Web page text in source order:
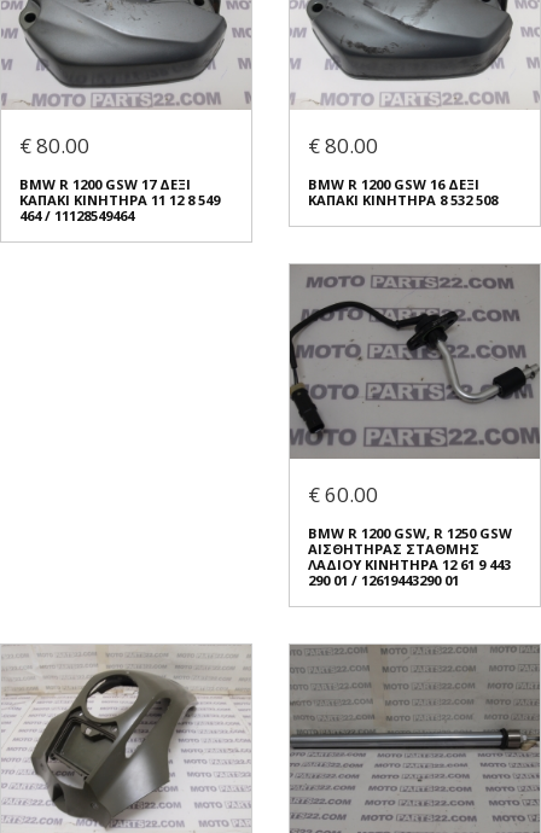
€ 80.00
BMW R 1200 GSW 17 ΔΕΞΙ
ΚΑΠΑΚΙ ΚΙΝΗΤΗΡΑ 11 12 8 549
464 / 11128549464
€ 80.00
BMW R 1200 GSW 16 ΔΕΞΙ
ΚΑΠΑΚΙ ΚΙΝΗΤΗΡΑ 8 532 508
€ 60.00
BMW R 1200 GSW, R 1250 GSW
ΑΙΣΘΗΤΗΡΑΣ ΣΤΑΘΜΗΣ
ΛΑΔΙΟΥ ΚΙΝΗΤΗΡΑ 12 61 9 443
290 01 / 12619443290 01